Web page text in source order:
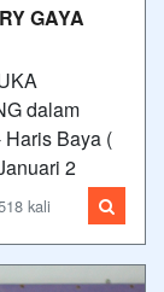
GAYA
dalam
Baya (
2
kali